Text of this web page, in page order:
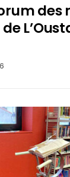
des